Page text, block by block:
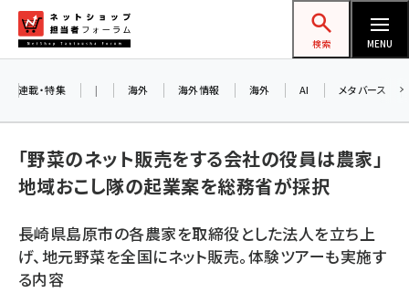
ン
ネットショップ担当者フォーラム
検索 MENU
yahoo (1908)
連載・特集 | 海外 海外情報 海外 AI メタバース
「野菜のネット販売をする会社の役員は農家」
地域おこし隊の起業案を総務省が採択
長崎県島原市の各農家を取締役とした法人を立ち上
げ、地元野菜を全国にネット販売。体験ツアーも実施す
る内容